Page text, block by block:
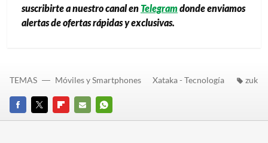
suscribirte a nuestro canal enTelegramdonde enviamos
alertas de ofertas rápidas y exclusivas.
FACEBOOK
TWITTERFLIPBOARD
E-
WHATSAPP
TEMAS Móviles y Smartphones Xataka - Tecnología zuk